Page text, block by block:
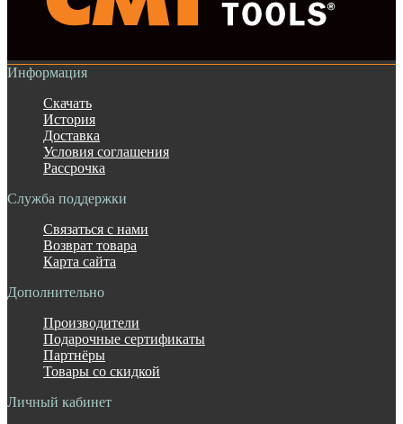
Информация
Скачать
История
Доставка
Условия соглашения
Рассрочка
Служба поддержки
Связаться с нами
Возврат товара
Карта сайта
Дополнительно
Производители
Подарочные сертификаты
Партнёры
Товары со скидкой
Личный кабинет